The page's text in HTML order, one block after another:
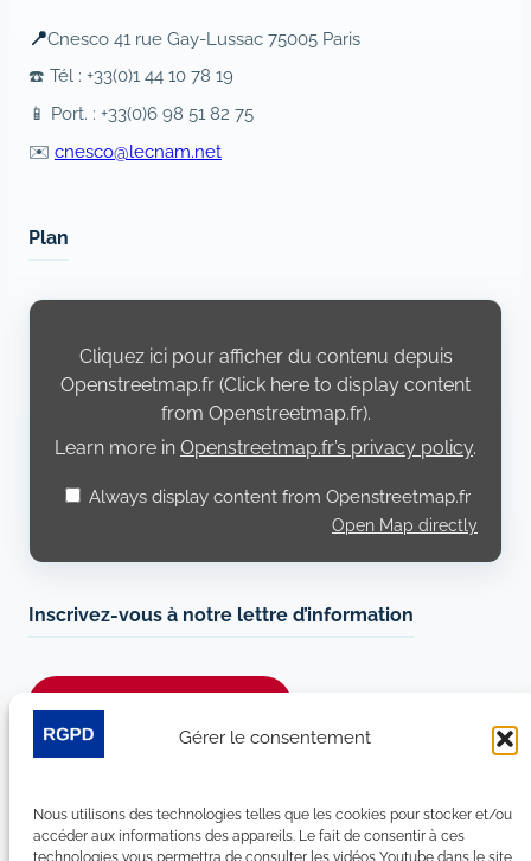
Gérer le consentement
Nous utilisons des technologies telles que les cookies pour stocker et/ou
accéder aux informations des appareils. Le fait de consentir à ces
technologies vous permettra de consulter les vidéos Youtube dans le site
📍Cnesco 41 rue Gay-Lussac 75005 Paris
☎️ Tél : +33(0)1 44 10 78 19
📱 Port. : +33(0)6 98 51 82 75
✉️ cnesco@lecnam.net
Plan
Display
Openstreetmap.fr
Cliquez ici pour afficher du contenu depuis
Openstreetmap.fr (Click here to display content
from Openstreetmap.fr).
Learn more in Openstreetmap.fr’s privacy policy.
Always display content from Openstreetmap.fr
Open Map directly
Inscrivez-vous à notre lettre d’information
LinkedIn
YouTube
Facebook
Bluesky